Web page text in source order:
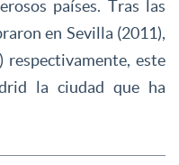
países. Tras las
en Sevilla (2011),
respectivamente, este
la ciudad que ha